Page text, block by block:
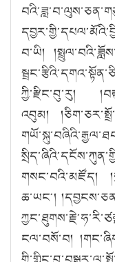
བ་ཡི།
ཀྱི་རྫིང་བུ་རུ།
འབུམ།
གསང་བའི་མཛོད།
ཆ་ཡང༌།
ངལ་བསོ་བ།